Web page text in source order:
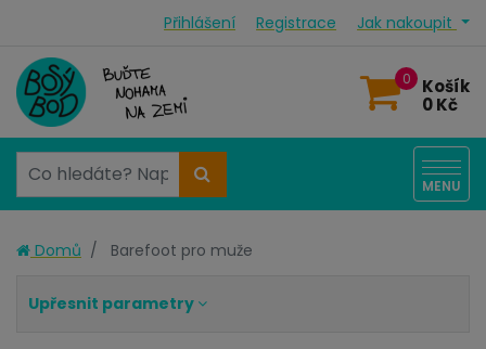
Přihlášení Registrace Jak nakoupit
0
Košík
0 Kč
MENU
Domů Barefoot pro muže
Upřesnit parametry